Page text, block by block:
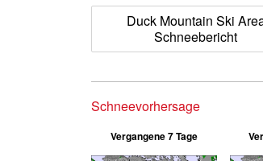
Duck Mountain Ski
Schneebericht
Schneevorhersage
Vergangene 7 Tage